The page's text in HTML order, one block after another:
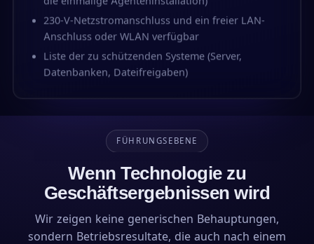
230-V-Netzstromanschluss und ein freier LAN-
Anschluss oder WLAN verfügbar
Liste der zu schützenden Systeme (Server,
Datenbanken, Dateifreigaben)
FÜHRUNGSEBENE
Wenn Technologie zu
Geschäftsergebnissen wird
Wir zeigen keine generischen Behauptungen,
sondern Betriebsresultate, die auch nach einem